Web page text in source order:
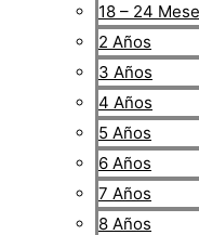
18 – 24
2 Años
3 Años
4 Años
5 Años
6 Años
7 Años
8 Años